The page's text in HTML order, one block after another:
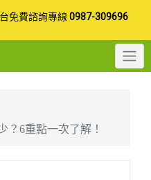
免費諮詢專線 0987-309696
？6重點一次了解！